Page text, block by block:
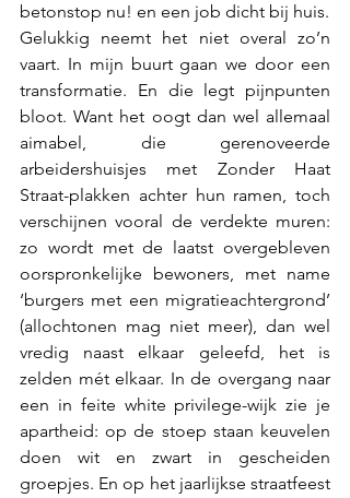
betonstop nu! en een job dicht bij huis.
Gelukkig neemt het niet overal zo’n
vaart. In mijn buurt gaan we door een
transformatie. En die legt pijnpunten
bloot. Want het oogt dan wel allemaal
aimabel, die gerenoveerde
arbeidershuisjes met Zonder Haat
Straat-plakken achter hun ramen, toch
verschijnen vooral de verdekte muren:
zo wordt met de laatst overgebleven
oorspronkelijke bewoners, met name
‘burgers met een migratieachtergrond’
(allochtonen mag niet meer), dan wel
vredig naast elkaar geleefd, het is
zelden mét elkaar. In de overgang naar
een in feite white privilege-wijk zie je
apartheid: op de stoep staan keuvelen
doen wit en zwart in gescheiden
groepjes. En op het jaarlijkse straatfeest